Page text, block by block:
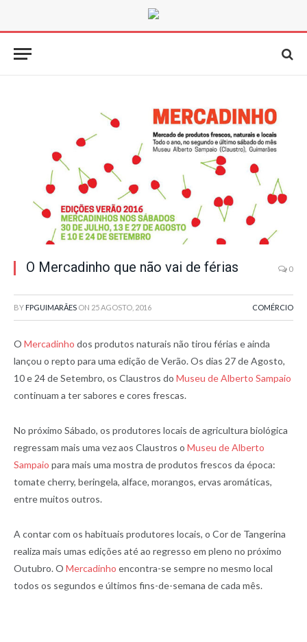
O Mercadinho que não vai de férias 0
BY FPGUIMARÃES ON 25 AGOSTO, 2016 COMÉRCIO
O Mercadinho dos produtos naturais não tirou férias e ainda
lançou o repto para uma edição de Verão. Os dias 27 de Agosto,
10 e 24 de Setembro, os Claustros do Museu de Alberto Sampaio
continuam a ter sabores e cores frescas.
No próximo Sábado, os produtores locais de agricultura biológica
regressam mais uma vez aos Claustros o Museu de Alberto
Sampaio para mais uma mostra de produtos frescos da época:
tomate cherry, beringela, alface, morangos, ervas aromáticas,
entre muitos outros.
A contar com os habituais produtores locais, o Cor de Tangerina
realiza mais umas edições até ao regresso em pleno no próximo
Outubro. O Mercadinho encontra-se sempre no mesmo local
todos os segundos e últimos fins-de-semana de cada mês.